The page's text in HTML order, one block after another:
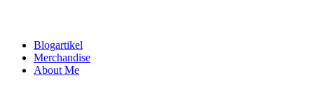
Blogartikel
Merchandise
About Me